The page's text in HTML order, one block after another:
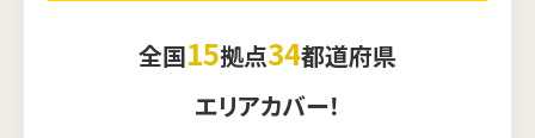
全国15拠点34都道府県
エリアカバー！